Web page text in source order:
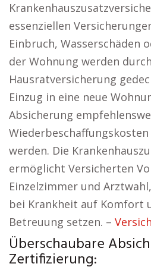
essenziellen
Einbruch, Wasserschäden
der Wohnung werden
Hausratversicherung
Einzug in eine neue
Absicherung
werden. Die
ermöglicht Versicherten
Einzelzimmer und
bei Krankheit auf Komfort
Betreuung setzen. –
Überschaubare
Zertifizierung: